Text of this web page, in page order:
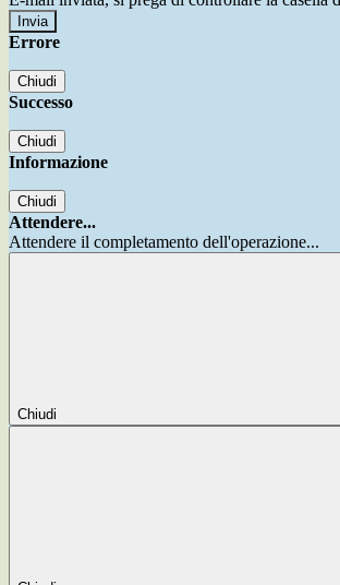
Errore
Chiudi
Successo
Chiudi
Informazione
Chiudi
Attendere...
Attendere il completamento dell'operazione...
Chiudi